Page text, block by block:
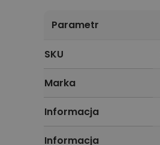
Parametr
SKU
Marka
Informacja
Informacja